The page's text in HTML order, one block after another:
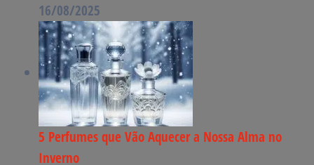
16/08/2025
5 Perfumes que Vão Aquecer a Nossa Alma no
Inverno